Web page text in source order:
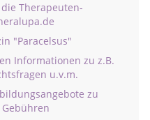
Therapeuten-
"Paracelsus"
Informationen zu z.B.
u.v.m.
zu